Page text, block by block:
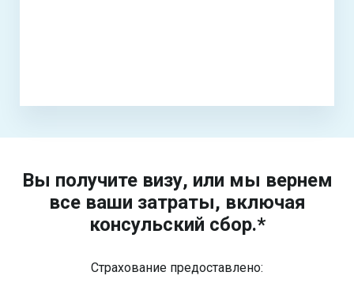
Вы получите визу, или мы вернем
все ваши затраты, включая
консульский сбор.*
Страхование предоставлено: